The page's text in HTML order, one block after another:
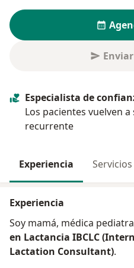
Especialista de
Los pacientes vuelven
recurrente
Experiencia
Experiencia
Soy mamá, médica
en Lactancia IBCLC
Lactation Consultant).